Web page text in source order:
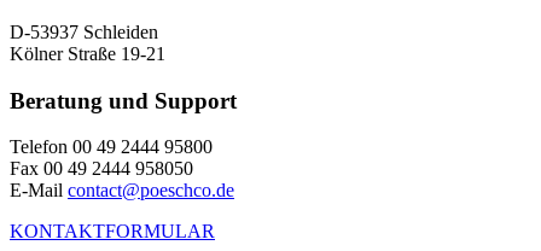
D-53937 Schleiden
Kölner Straße 19-21
Beratung und Support
Telefon 00 49 2444 95800
Fax 00 49 2444 958050
E-Mail contact@poeschco.de
KONTAKTFORMULAR